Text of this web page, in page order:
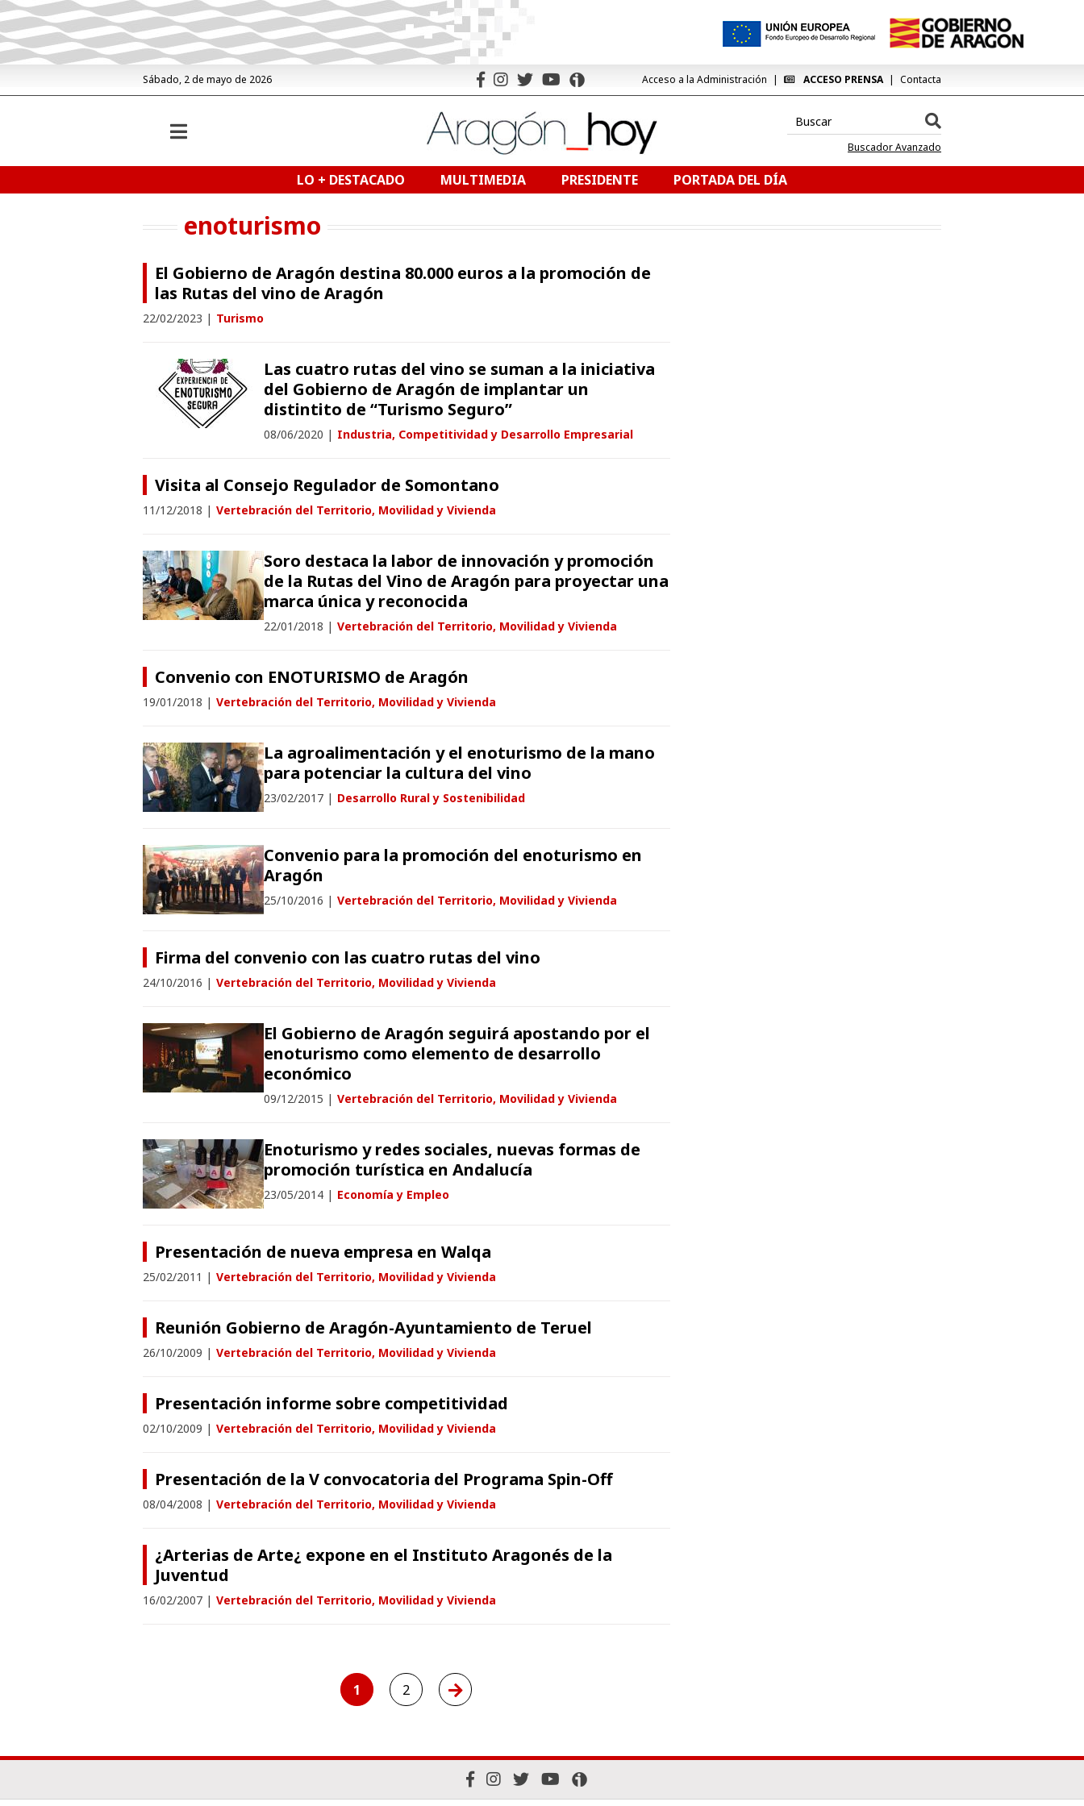
Sábado, 2 de mayo de 2026 Acceso a la Administración ACCESO PRENSA Contacta
Buscador Avanzado
LO + DESTACADO MULTIMEDIA PRESIDENTE PORTADA DEL DÍA
enoturismo
El Gobierno de Aragón destina 80.000 euros a la promoción de
las Rutas del vino de Aragón
22/02/2023 | Turismo
Las cuatro rutas del vino se suman a la iniciativa
del Gobierno de Aragón de implantar un
distintito de “Turismo Seguro”
08/06/2020 | Industria, Competitividad y Desarrollo Empresarial
Visita al Consejo Regulador de Somontano
11/12/2018 | Vertebración del Territorio, Movilidad y Vivienda
Soro destaca la labor de innovación y promoción
de la Rutas del Vino de Aragón para proyectar una
marca única y reconocida
22/01/2018 | Vertebración del Territorio, Movilidad y Vivienda
Convenio con ENOTURISMO de Aragón
19/01/2018 | Vertebración del Territorio, Movilidad y Vivienda
La agroalimentación y el enoturismo de la mano
para potenciar la cultura del vino
23/02/2017 | Desarrollo Rural y Sostenibilidad
Convenio para la promoción del enoturismo en
Aragón
25/10/2016 | Vertebración del Territorio, Movilidad y Vivienda
Firma del convenio con las cuatro rutas del vino
24/10/2016 | Vertebración del Territorio, Movilidad y Vivienda
El Gobierno de Aragón seguirá apostando por el
enoturismo como elemento de desarrollo
económico
09/12/2015 | Vertebración del Territorio, Movilidad y Vivienda
Enoturismo y redes sociales, nuevas formas de
promoción turística en Andalucía
23/05/2014 | Economía y Empleo
Presentación de nueva empresa en Walqa
25/02/2011 | Vertebración del Territorio, Movilidad y Vivienda
Reunión Gobierno de Aragón-Ayuntamiento de Teruel
26/10/2009 | Vertebración del Territorio, Movilidad y Vivienda
Presentación informe sobre competitividad
02/10/2009 | Vertebración del Territorio, Movilidad y Vivienda
Presentación de la V convocatoria del Programa Spin-Off
08/04/2008 | Vertebración del Territorio, Movilidad y Vivienda
¿Arterias de Arte¿ expone en el Instituto Aragonés de la
Juventud
16/02/2007 | Vertebración del Territorio, Movilidad y Vivienda
1 2